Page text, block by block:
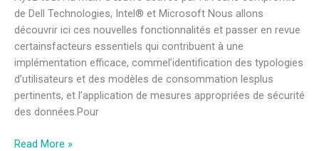
de Dell Technologies, Intel® et Microsoft Nous allons
découvrir ici ces nouvelles fonctionnalités et passer en revue
certainsfacteurs essentiels qui contribuent à une
implémentation efficace, commel’identification des typologies
d’utilisateurs et des modèles de consommation lesplus
pertinents, et l’application de mesures appropriées de sécurité
des données.Pour
Read More »